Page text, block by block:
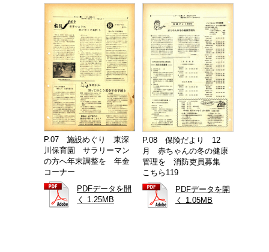
P.07 施設めぐり 東深
川保育園 サラリーマン
の方へ年末調整を 年金
コーナー
PDFデータを開
く 1.25MB
P.08 保険だより 12
月 赤ちゃんの冬の健康
管理を 消防吏員募集
こちら119
PDFデータを開
く 1.05MB